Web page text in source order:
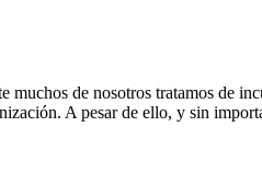
de nosotros tratamos de
A pesar de ello, y sin